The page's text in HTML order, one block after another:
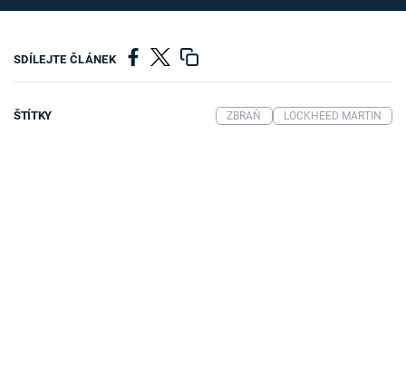
SDÍLEJTE ČLÁNEK
ŠTÍTKY ZBRAŇ LOCKHEED MARTIN